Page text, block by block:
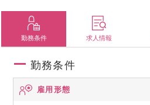
勤務条件 求人情報
勤務条件
雇用形態